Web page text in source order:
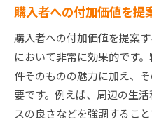
購入者への付加価値を提
購入者への付加価値を提案
において非常に効果的です
件そのものの魅力に加え、
要です。例えば、周辺の生
スの良さなどを強調するこ